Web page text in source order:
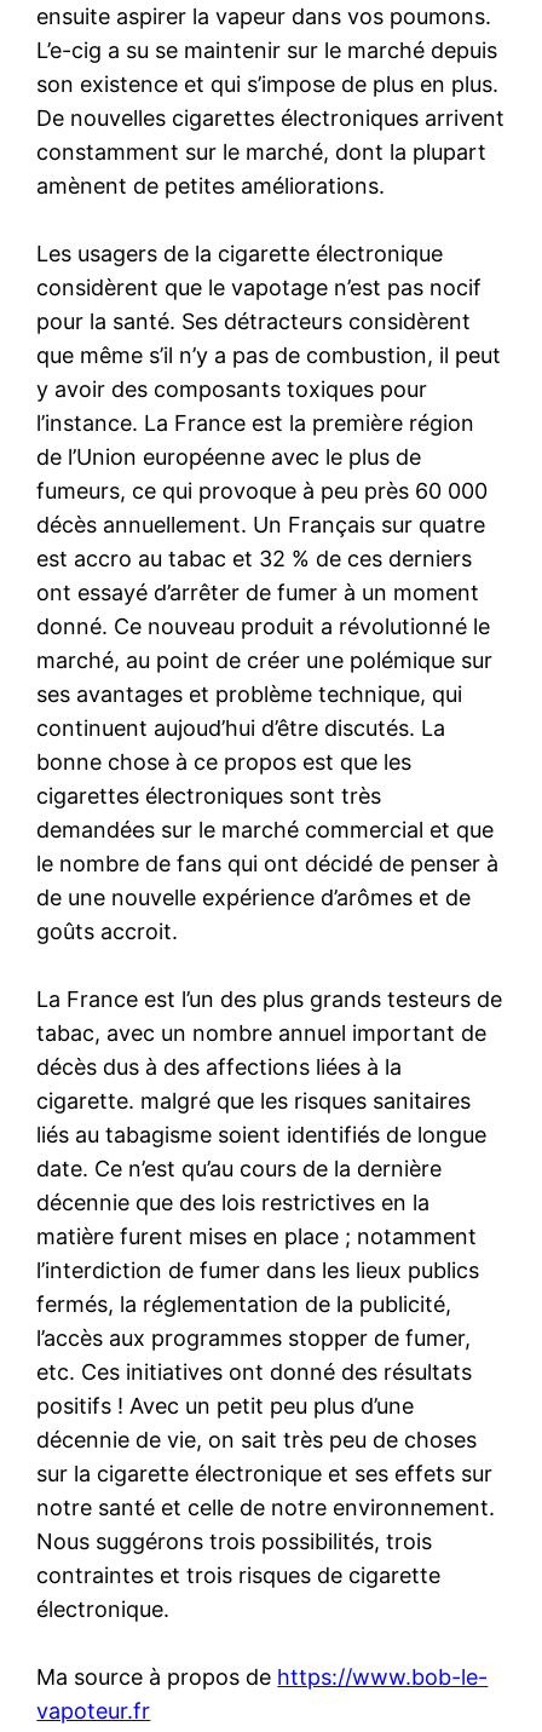
ensuite aspirer la vapeur dans vos poumons.
L’e-cig a su se maintenir sur le marché depuis
son existence et qui s’impose de plus en plus.
De nouvelles cigarettes électroniques arrivent
constamment sur le marché, dont la plupart
amènent de petites améliorations.
Les usagers de la cigarette électronique
considèrent que le vapotage n’est pas nocif
pour la santé. Ses détracteurs considèrent
que même s’il n’y a pas de combustion, il peut
y avoir des composants toxiques pour
l’instance. La France est la première région
de l’Union européenne avec le plus de
fumeurs, ce qui provoque à peu près 60 000
décès annuellement. Un Français sur quatre
est accro au tabac et 32 % de ces derniers
ont essayé d’arrêter de fumer à un moment
donné. Ce nouveau produit a révolutionné le
marché, au point de créer une polémique sur
ses avantages et problème technique, qui
continuent aujoud’hui d’être discutés. La
bonne chose à ce propos est que les
cigarettes électroniques sont très
demandées sur le marché commercial et que
le nombre de fans qui ont décidé de penser à
de une nouvelle expérience d’arômes et de
goûts accroit.
La France est l’un des plus grands testeurs de
tabac, avec un nombre annuel important de
décès dus à des affections liées à la
cigarette. malgré que les risques sanitaires
liés au tabagisme soient identifiés de longue
date. Ce n’est qu’au cours de la dernière
décennie que des lois restrictives en la
matière furent mises en place ; notamment
l’interdiction de fumer dans les lieux publics
fermés, la réglementation de la publicité,
l’accès aux programmes stopper de fumer,
etc. Ces initiatives ont donné des résultats
positifs ! Avec un petit peu plus d’une
décennie de vie, on sait très peu de choses
sur la cigarette électronique et ses effets sur
notre santé et celle de notre environnement.
Nous suggérons trois possibilités, trois
contraintes et trois risques de cigarette
électronique.
Ma source à propos de https://www.bob-le-
vapoteur.fr